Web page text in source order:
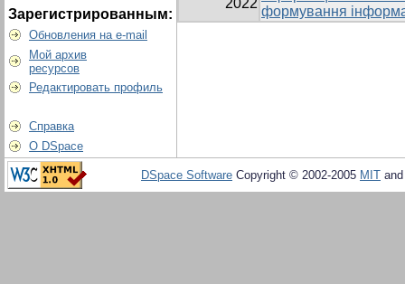
Зарегистрированным:
Обновления на e-mail
Мой архив
ресурсов
Редактировать профиль
Справка
О DSpace
2022
формування
DSpace Software Copyright © 2002-2005 MIT